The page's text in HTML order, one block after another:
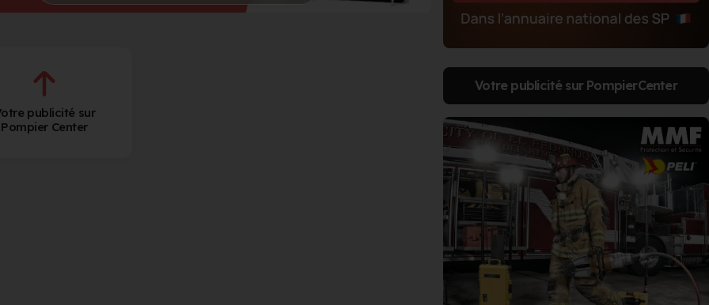
publicité sur
Pompier Center
Votre publicité sur PompierCenter